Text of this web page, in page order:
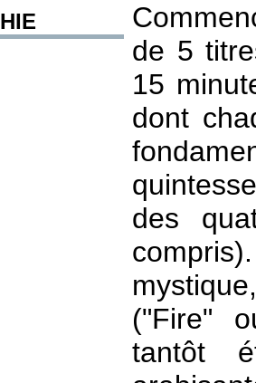
de 5
15
dont
des
("Fire"
tantôt